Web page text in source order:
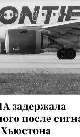
задержала
после